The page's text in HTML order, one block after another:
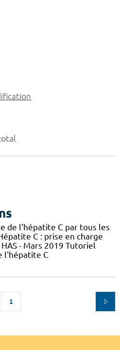
de l'hépatite C par tous les
C : prise en charge
- Mars 2019 Tutoriel
l'hépatite C
1